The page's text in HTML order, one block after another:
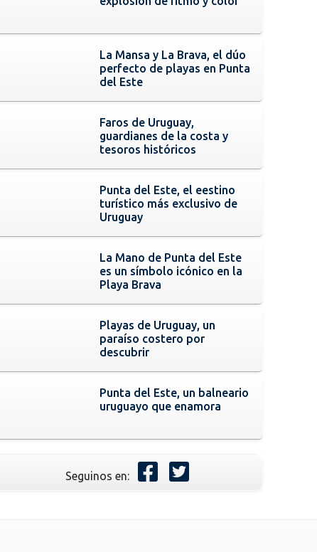
La Mansa y La Brava, el dúo
perfecto de playas en Punta
del Este
Faros de Uruguay,
guardianes de la costa y
tesoros históricos
Punta del Este, el eestino
turístico más exclusivo de
Uruguay
La Mano de Punta del Este
es un símbolo icónico en la
Playa Brava
Playas de Uruguay, un
paraíso costero por
descubrir
Punta del Este, un balneario
uruguayo que enamora
Seguinos en: